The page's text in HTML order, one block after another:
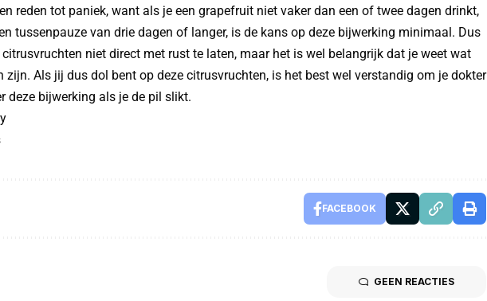
reden tot paniek, want als je een grapefruit niet vaker dan een of twee dagen drinkt,
tussenpauze van drie dagen of langer, is de kans op deze bijwerking minimaal. Dus
niet direct met rust te laten, maar het is wel belangrijk dat je weet wat
zijn. Als jij dus dol bent op deze citrusvruchten, is het best wel verstandig om je dokter
deze bijwerking als je de pil slikt.
FACEBOOK
GEEN REACTIES